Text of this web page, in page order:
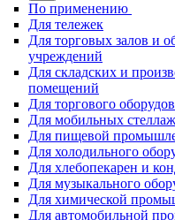
По применению
Для тележек
Для торговых залов и
учреждений
Для складских и
помещений
Для торгового
Для мобильных
Для пищевой
Для холодильного
Для хлебопекарен и
Для музыкального
Для химической
Для автомобильной